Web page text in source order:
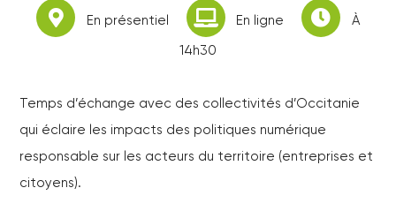
En présentiel En ligne
À
14h30
Temps d’échange avec des collectivités d’Occitanie
qui éclaire les impacts des politiques numérique
responsable sur les acteurs du territoire (entreprises et
citoyens).